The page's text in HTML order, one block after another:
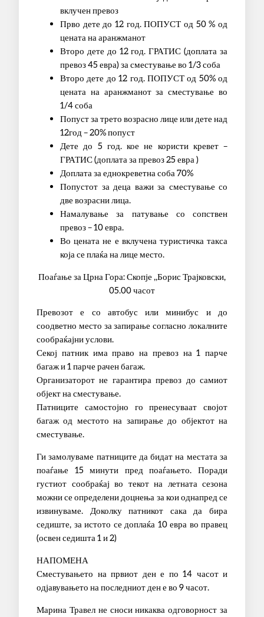
вклучен превоз
Прво дете до 12 год. ПОПУСТ од 50 % од
цената на аранжманот
Второ дете до 12 год. ГРАТИС (доплата за
превоз 45 евра) за сместување во 1/3 соба
Второ дете до 12 год. ПОПУСТ од 50% од
цената на аранжманот за сместување во
1/4 соба
Попуст за трето возрасно лице или дете над
12год – 20% попуст
Дете до 5 год. кое не користи кревет –
ГРАТИС (доплата за превоз 25 евра )
Доплата за еднокреветна соба 70%
Попустот за деца важи за сместување со
две возрасни лица.
Намалување за патување со сопствен
превоз – 10 евра.
Во цената не е вклучена туристичка такса
која се плаќа на лице место.
Поаѓање за Црна Гора: Скопје ,,Борис Трајковски,
05.00 часот
Превозот е со автобус или минибус и до
соодветно место за запирање согласно локалните
сообраќајни услови.
Секој патник има право на превоз на 1 парче
багаж и 1 парче рачен багаж.
Организаторот не гарантира превоз до самиот
објект на сместување.
Патниците самостојно го пренесуваат својот
багаж од местото на запирање до објектот на
сместување.
Ги замолуваме патниците да бидат на местата за
поаѓање 15 минути пред поаѓањето. Поради
густиот сообраќај во текот на летната сезона
можни се определени доцнења за кои однапред се
извинуваме. Доколку патникот сака да бира
седиште, за истото се доплаќа 10 евра во правец
(освен седишта 1 и 2)
НАПОМЕНА
Сместувањето на првиот ден е по 14 часот и
одјавувањето на последниот ден е во 9 часот.
Марина Травел не сноси никаква одговорност за